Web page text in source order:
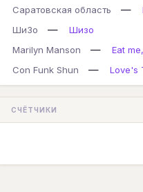
Саратовская область
—
ШиЗо
—
Шизо
Marilyn Manson
—
Eat
Con Funk Shun
— Love's
СЧЁТЧИКИ